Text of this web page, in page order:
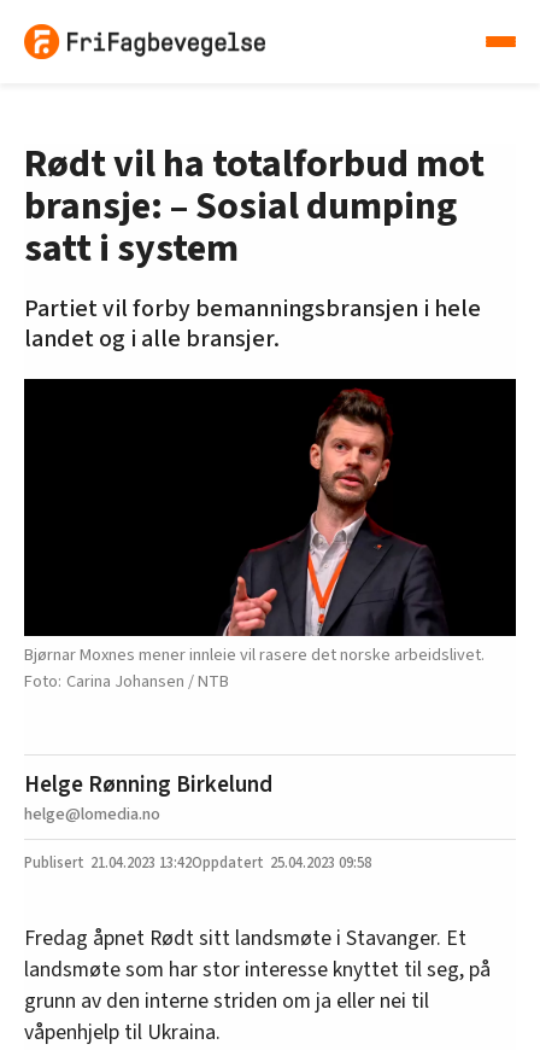
Rødt vil ha totalforbud mot
bransje: – Sosial dumping
satt i system
Partiet vil forby bemanningsbransjen i hele
landet og i alle bransjer.
Bjørnar Moxnes mener innleie vil rasere det norske arbeidslivet.
Carina Johansen / NTB
Helge Rønning Birkelund
helge@lomedia.no
21.04.2023 13:42 25.04.2023 09:58
Fredag åpnet Rødt sitt landsmøte i Stavanger. Et
landsmøte som har stor interesse knyttet til seg, på
grunn av den interne striden om ja eller nei til
våpenhjelp til Ukraina.